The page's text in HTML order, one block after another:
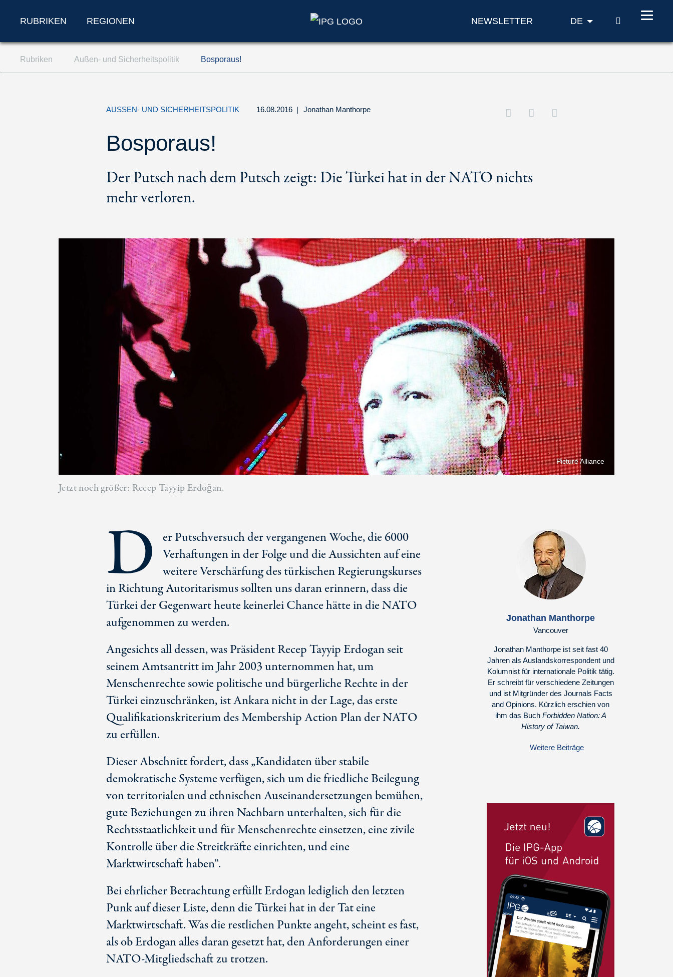
Zum Inhalt springen (Accesskey '1')
Zur Suche springen (Accesskey '2')
RUBRIKEN REGIONEN NEWSLETTER DE SUCHE
Rubriken Außen- und Sicherheitspolitik Bosporaus!
AUSSEN- UND SICHERHEITSPOLITIK 16.08.2016 | Jonathan Manthorpe
Bosporaus!
Der Putsch nach dem Putsch zeigt: Die Türkei hat in der NATO nichts
mehr verloren.
Picture Alliance
Jetzt noch größer: Recep Tayyip Erdoğan.
D er Putschversuch der vergangenen Woche, die 6000
Verhaftungen in der Folge und die Aussichten auf eine
weitere Verschärfung des türkischen Regierungskurses
in Richtung Autoritarismus sollten uns daran erinnern, dass die
Türkei der Gegenwart heute keinerlei Chance hätte in die NATO
aufgenommen zu werden.
Angesichts all dessen, was Präsident Recep Tayyip Erdogan seit
seinem Amtsantritt im Jahr 2003 unternommen hat, um
Menschenrechte sowie politische und bürgerliche Rechte in der
Türkei einzuschränken, ist Ankara nicht in der Lage, das erste
Qualifikationskriterium des Membership Action Plan der NATO
zu erfüllen.
Dieser Abschnitt fordert, dass „Kandidaten über stabile
demokratische Systeme verfügen, sich um die friedliche Beilegung
von territorialen und ethnischen Auseinandersetzungen bemühen,
gute Beziehungen zu ihren Nachbarn unterhalten, sich für die
Rechtsstaatlichkeit und für Menschenrechte einsetzen, eine zivile
Kontrolle über die Streitkräfte einrichten, und eine
Marktwirtschaft haben“.
Bei ehrlicher Betrachtung erfüllt Erdogan lediglich den letzten
Punk auf dieser Liste, denn die Türkei hat in der Tat eine
Marktwirtschaft. Was die restlichen Punkte angeht, scheint es fast,
als ob Erdogan alles daran gesetzt hat, den Anforderungen einer
NATO-Mitgliedschaft zu trotzen.
Jonathan Manthorpe
Vancouver
Jonathan Manthorpe ist seit fast 40
Jahren als Auslandskorrespondent und
Kolumnist für internationale Politik tätig.
Er schreibt für verschiedene Zeitungen
und ist Mitgründer des Journals Facts
and Opinions. Kürzlich erschien von
ihm das Buch Forbidden Nation: A
History of Taiwan.
Weitere Beiträge